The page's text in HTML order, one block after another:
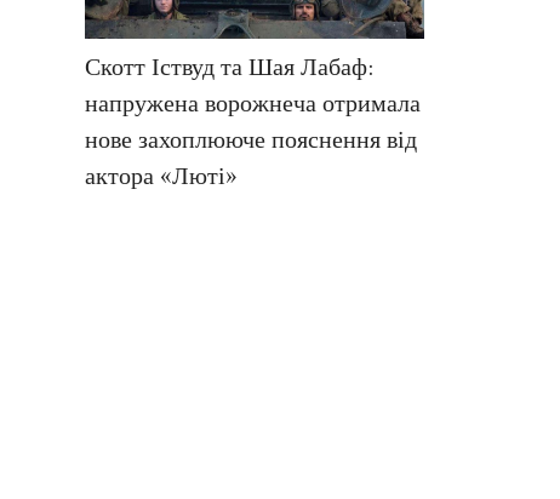
Скотт Іствуд та Шая Лабаф:
напружена ворожнеча отримала
нове захоплююче пояснення від
актора «Люті»